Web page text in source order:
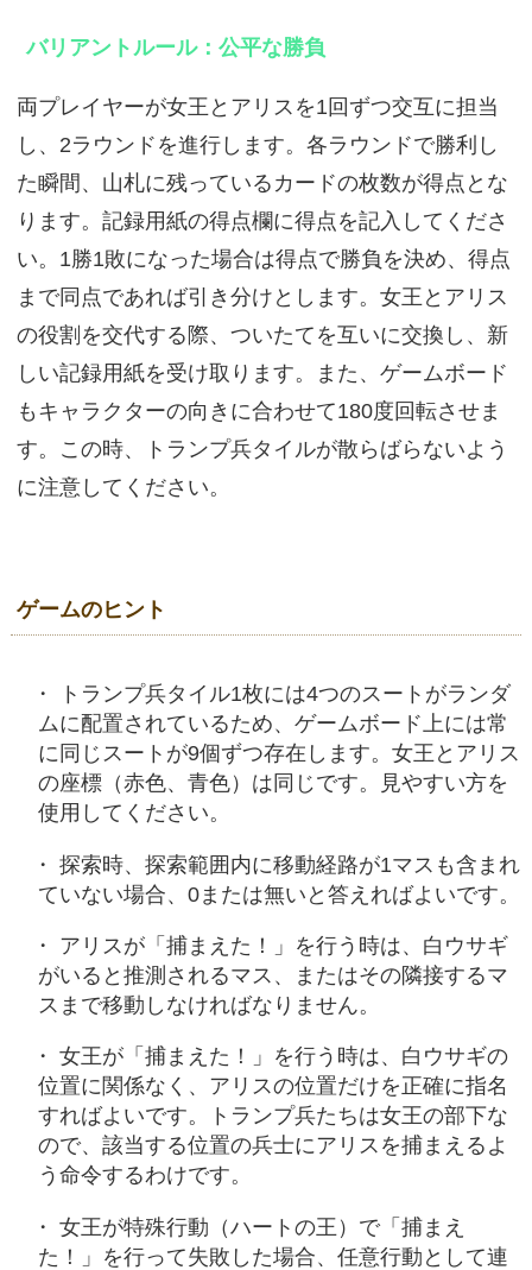
バリアントルール：公平な勝負
両プレイヤーが女王とアリスを1回ずつ交互に担当
し、2ラウンドを進行します。各ラウンドで勝利し
た瞬間、山札に残っているカードの枚数が得点とな
ります。記録用紙の得点欄に得点を記入してくださ
い。1勝1敗になった場合は得点で勝負を決め、得点
まで同点であれば引き分けとします。女王とアリス
の役割を交代する際、ついたてを互いに交換し、新
しい記録用紙を受け取ります。また、ゲームボード
もキャラクターの向きに合わせて180度回転させま
す。この時、トランプ兵タイルが散らばらないよう
に注意してください。
ゲームのヒント
トランプ兵タイル1枚には4つのスートがランダ
ムに配置されているため、ゲームボード上には常
に同じスートが9個ずつ存在します。女王とアリス
の座標（赤色、青色）は同じです。見やすい方を
使用してください。
探索時、探索範囲内に移動経路が1マスも含まれ
ていない場合、0または無いと答えればよいです。
アリスが「捕まえた！」を行う時は、白ウサギ
がいると推測されるマス、またはその隣接するマ
スまで移動しなければなりません。
女王が「捕まえた！」を行う時は、白ウサギの
位置に関係なく、アリスの位置だけを正確に指名
すればよいです。トランプ兵たちは女王の部下な
ので、該当する位置の兵士にアリスを捕まえるよ
う命令するわけです。
女王が特殊行動（ハートの王）で「捕まえ
た！」を行って失敗した場合、任意行動として連